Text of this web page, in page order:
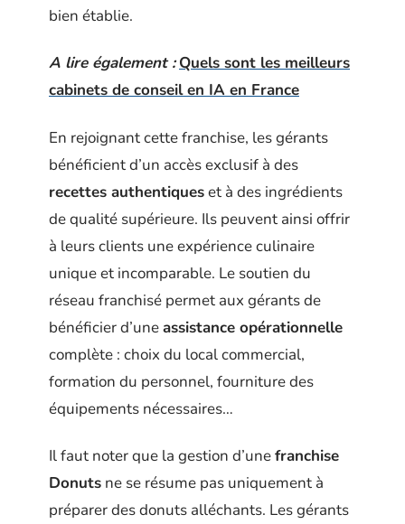
bien établie.
A lire également : Quels sont les meilleurs
cabinets de conseil en IA en France
En rejoignant cette franchise, les gérants
bénéficient d’un accès exclusif à des
recettes authentiqueset à des ingrédients
de qualité supérieure. Ils peuvent ainsi offrir
à leurs clients une expérience culinaire
unique et incomparable. Le soutien du
réseau franchisé permet aux gérants de
bénéficier d’uneassistance opérationnelle
complète : choix du local commercial,
formation du personnel, fourniture des
équipements nécessaires…
Il faut noter que la gestion d’unefranchise
Donuts ne se résume pas uniquement à
préparer des donuts alléchants. Les gérants